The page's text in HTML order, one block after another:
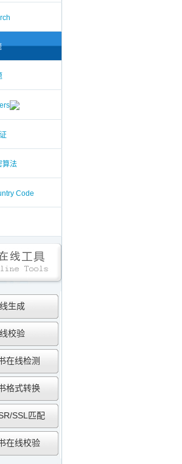
算法
Code
生成
校验
在线检测
格式转换
SSL匹配
在线校验